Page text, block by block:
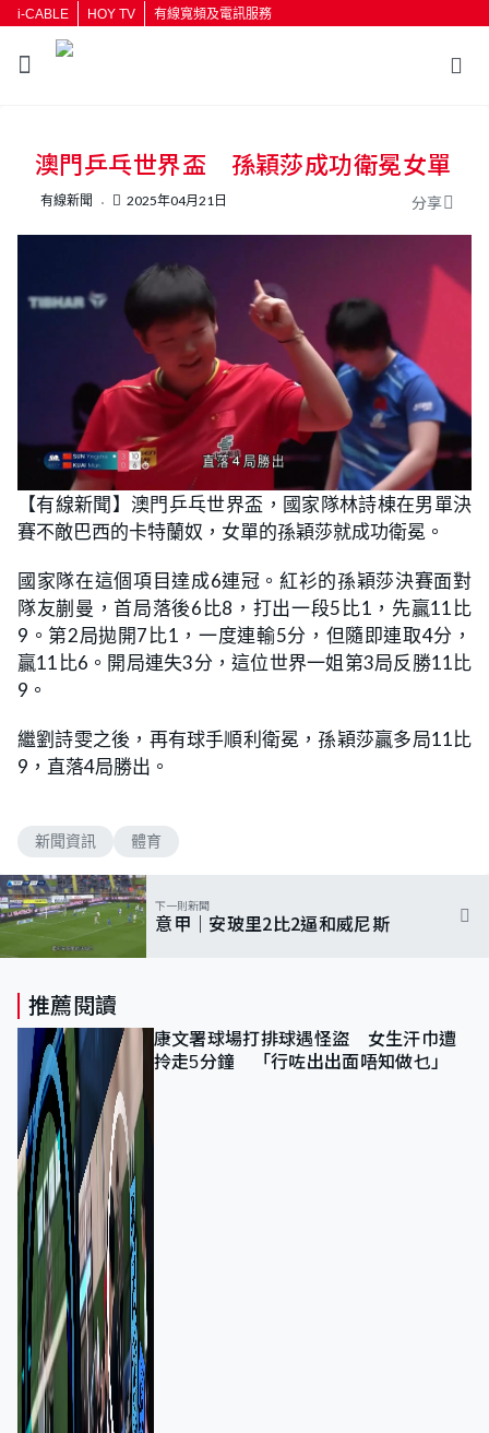
i-CABLE HOY TV 有線寬頻及電訊服務
按輸入鍵開始搜尋
澳門乒乓世界盃 孫穎莎成功衛冕女單
有線新聞 2025年04月21日 分享
【有線新聞】澳門乒乓世界盃，國家隊林詩棟在男單決
賽不敵巴西的卡特蘭奴，女單的孫穎莎就成功衛冕。
國家隊在這個項目達成6連冠。紅衫的孫穎莎決賽面對
隊友蒯曼，首局落後6比8，打出一段5比1，先贏11比
9。第2局拋開7比1，一度連輸5分，但隨即連取4分，
贏11比6。開局連失3分，這位世界一姐第3局反勝11比
9。
繼劉詩雯之後，再有球手順利衛冕，孫穎莎贏多局11比
9，直落4局勝出。
新聞資訊 體育
下一則新聞
意甲｜安玻里2比2逼和威尼斯
推薦閱讀
康文署球場打排球遇怪盜 女生汗巾遭
拎走5分鐘 「行咗出出面唔知做乜」